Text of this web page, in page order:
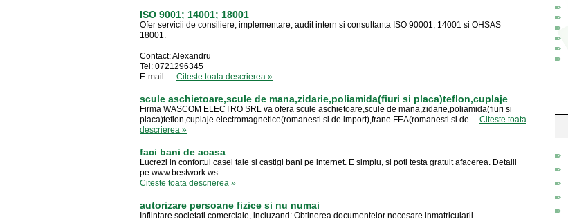
ISO 9001; 14001; 18001
Ofer servicii de consiliere, implementare, audit intern si consultanta ISO 90001; 14001 si OHSAS
18001.
Contact: Alexandru
Tel: 0721296345
E-mail: ... Citeste toata descrierea »
scule aschietoare,scule de mana,zidarie,poliamida(fiuri si placa)teflon,cuplaje
Firma WASCOM ELECTRO SRL va ofera scule aschietoare,scule de mana,zidarie,poliamida(fiuri si
placa)teflon,cuplaje electromagnetice(romanesti si de import),frane FEA(romanesti si de ... Citeste toata
descrierea »
faci bani de acasa
Lucrezi in confortul casei tale si castigi bani pe internet. E simplu, si poti testa gratuit afacerea. Detalii
pe www.bestwork.ws
Citeste toata descrierea »
autorizare persoane fizice si nu numai
Infiintare societati comerciale, incluzand: Obtinerea documentelor necesare inmatricularii